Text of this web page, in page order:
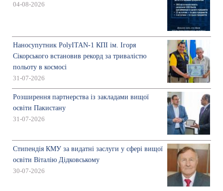
04-08-2026
Наносупутник PolyITAN-1 КПІ ім. Ігоря
Сікорського встановив рекорд за тривалістю
польоту в космосі
31-07-2026
Розширення партнерства із закладами вищої
освіти Пакистану
31-07-2026
Стипендія КМУ за видатні заслуги у сфері вищої
освіти Віталію Дідковському
30-07-2026